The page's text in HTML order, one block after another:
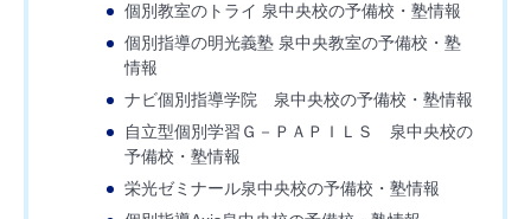
個別教室のトライ 泉中央校の予備校・塾情報
個別指導の明光義塾 泉中央教室の予備校・塾
情報
ナビ個別指導学院 泉中央校の予備校・塾情報
自立型個別学習Ｇ－ＰＡＰＩＬＳ 泉中央校の
予備校・塾情報
栄光ゼミナール泉中央校の予備校・塾情報